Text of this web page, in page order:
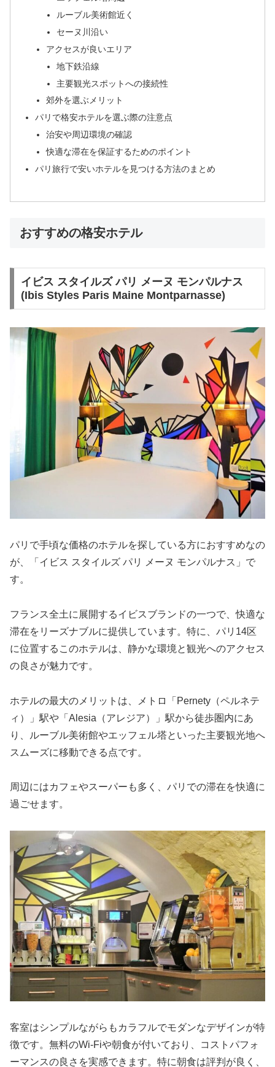
ルーブル美術館近く
セーヌ川沿い
アクセスが良いエリア
地下鉄沿線
主要観光スポットへの接続性
郊外を選ぶメリット
パリで格安ホテルを選ぶ際の注意点
治安や周辺環境の確認
快適な滞在を保証するためのポイント
パリ旅行で安いホテルを見つける方法のまとめ
おすすめの格安ホテル
イビス スタイルズ パリ メーヌ モンパルナス
(Ibis Styles Paris Maine Montparnasse)
パリで手頃な価格のホテルを探している方におすすめなの
が、「イビス スタイルズ パリ メーヌ モンパルナス」で
す。
フランス全土に展開するイビスブランドの一つで、快適な
滞在をリーズナブルに提供しています。特に、パリ14区
に位置するこのホテルは、静かな環境と観光へのアクセス
の良さが魅力です。
ホテルの最大のメリットは、メトロ「Pernety（ペルネテ
ィ）」駅や「Alesia（アレジア）」駅から徒歩圏内にあ
り、ルーブル美術館やエッフェル塔といった主要観光地へ
スムーズに移動できる点です。
周辺にはカフェやスーパーも多く、パリでの滞在を快適に
過ごせます。
客室はシンプルながらもカラフルでモダンなデザインが特
徴です。無料のWi-Fiや朝食が付いており、コストパフォ
ーマンスの良さを実感できます。特に朝食は評判が良く、